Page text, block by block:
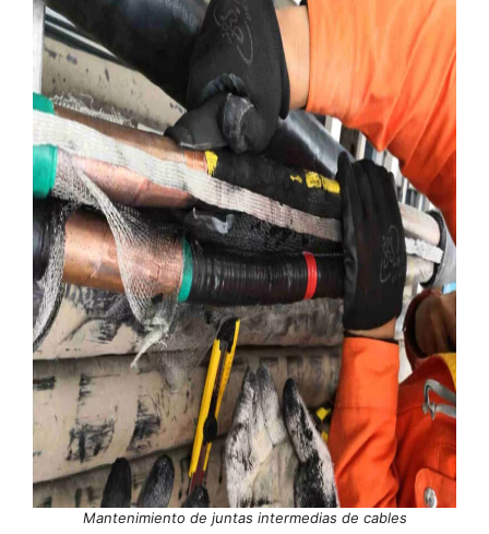
Mantenimiento de juntas intermedias de cables